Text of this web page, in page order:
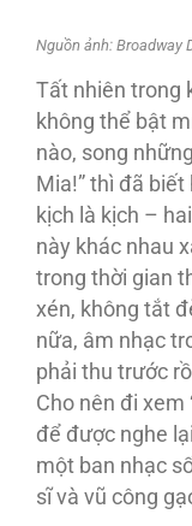
Nguồn ảnh: Broadway
Tất nhiên trong
không thể bật
nào, song
Mia!” thì đã
kịch là kịch –
này khác nhau
trong thời gian
xén, không tắt
nữa, âm nhạc
phải thu trước
Cho nên đi xem
để được nghe
một ban nhạc
sĩ và vũ công